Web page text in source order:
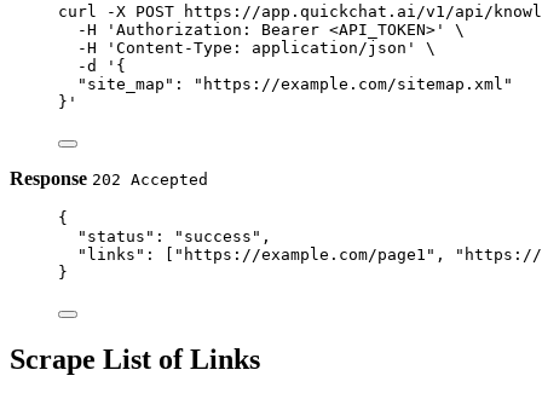
curl -X POST
https://app.quickchat.ai/v1/api/
-H
'Authorization: Bearer <API_TOKEN>'
\
-H
'Content-Type: application/json'
\
-d
'{
"site_map": "https://example.com/sitemap.xml"
}'
Response 202 Accepted
{
"status" : "success" ,
"links" : [ "https://example.com/page1" ,
"https://
}
Scrape List of Links